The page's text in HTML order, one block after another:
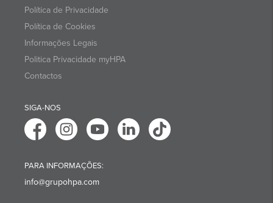
Política de Privacidade
Política de Cookies
Informações Legais
Politica Privacidade myHPA
Contactos
SIGA-NOS
PARA INFORMAÇÕES:
info@grupohpa.com